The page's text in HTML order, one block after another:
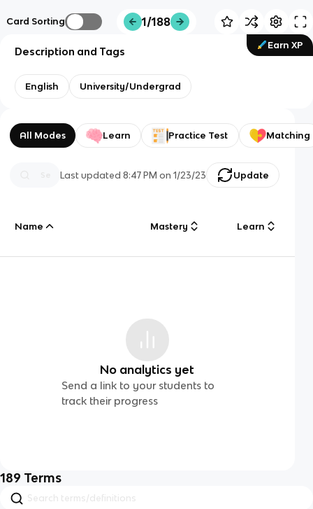
Card Sorting 1/188
Earn XP
Description and Tags
English University/Undergrad
All Modes Learn Practice Test Matching
Last updated8:47 PM on 1/23/23 Update
Name Mastery Learn
No analytics yet
Send a link to your students to
track their progress
189 Terms